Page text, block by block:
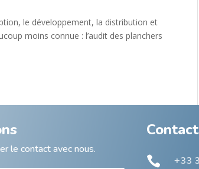
le développement, la distribution et
moins connue : l’audit des planchers
le contact avec nous.
 +33